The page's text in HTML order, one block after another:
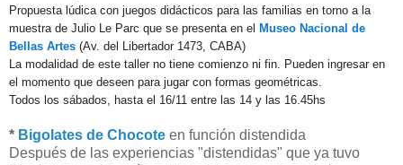
Propuesta lúdica con juegos didácticos para las familias en torno a la
muestra de Julio Le Parc que se presenta en el Museo Nacional de
Bellas Artes (Av. del Libertador 1473, CABA)
La modalidad de este taller no tiene comienzo ni fin. Pueden ingresar en
el momento que deseen para jugar con formas geométricas.
Todos los sábados, hasta el 16/11 entre las 14 y las 16.45hs
* Bigolates de Chocote en función distendida
Después de las experiencias "distendidas" que ya tuvo